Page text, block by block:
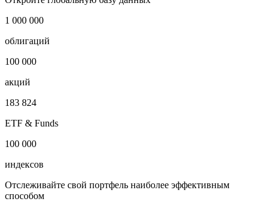
1 000 000
облигаций
100 000
акций
183 824
ETF & Funds
100 000
индексов
Отслеживайте свой портфель наиболее эффективным
способом